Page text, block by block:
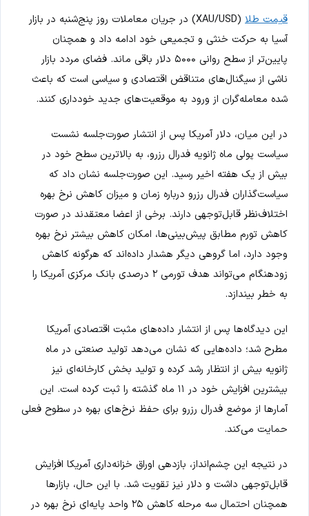
قیمت طلا
(XAU/USD) در جریان معاملات روز پنج‌شنبه در بازار
آسیا به حرکت خنثی و تجمیعی خود ادامه داد و همچنان
پایین‌تر از سطح روانی ۵۰۰۰ دلار باقی ماند. فضای مردد بازار
ناشی از سیگنال‌های متناقض اقتصادی و سیاسی است که باعث
شده معامله‌گران از ورود به موقعیت‌های جدید خودداری کنند.
در این میان، دلار آمریکا پس از انتشار صورت‌جلسه نشست
سیاست پولی ماه ژانویه فدرال رزرو، به بالاترین سطح خود در
بیش از یک هفته اخیر رسید. این صورت‌جلسه نشان داد که
سیاست‌گذاران فدرال رزرو درباره زمان و میزان کاهش نرخ بهره
اختلاف‌نظر قابل‌توجهی دارند. برخی از اعضا معتقدند در صورت
کاهش تورم مطابق پیش‌بینی‌ها، امکان کاهش بیشتر نرخ بهره
وجود دارد، اما گروهی دیگر هشدار داده‌اند که هرگونه کاهش
زودهنگام می‌تواند هدف تورمی ۲ درصدی بانک مرکزی آمریکا را
به خطر بیندازد.
این دیدگاه‌ها پس از انتشار داده‌های مثبت اقتصادی آمریکا
مطرح شد؛ داده‌هایی که نشان می‌دهد تولید صنعتی در ماه
ژانویه بیش از انتظار رشد کرده و تولید بخش کارخانه‌ای نیز
بیشترین افزایش خود در ۱۱ ماه گذشته را ثبت کرده است. این
آمارها از موضع فدرال رزرو برای حفظ نرخ‌های بهره در سطوح فعلی
حمایت می‌کند.
در نتیجه این چشم‌انداز، بازدهی اوراق خزانه‌داری آمریکا افزایش
قابل‌توجهی داشت و دلار نیز تقویت شد. با این حال، بازارها
همچنان احتمال سه مرحله کاهش ۲۵ واحد پایه‌ای نرخ بهره در